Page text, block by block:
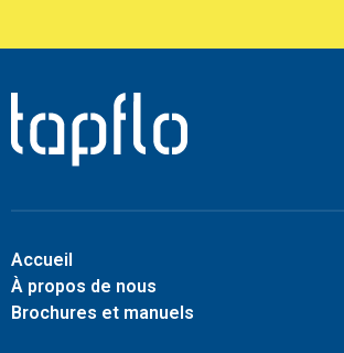
Accueil
À propos de nous
Brochures et manuels